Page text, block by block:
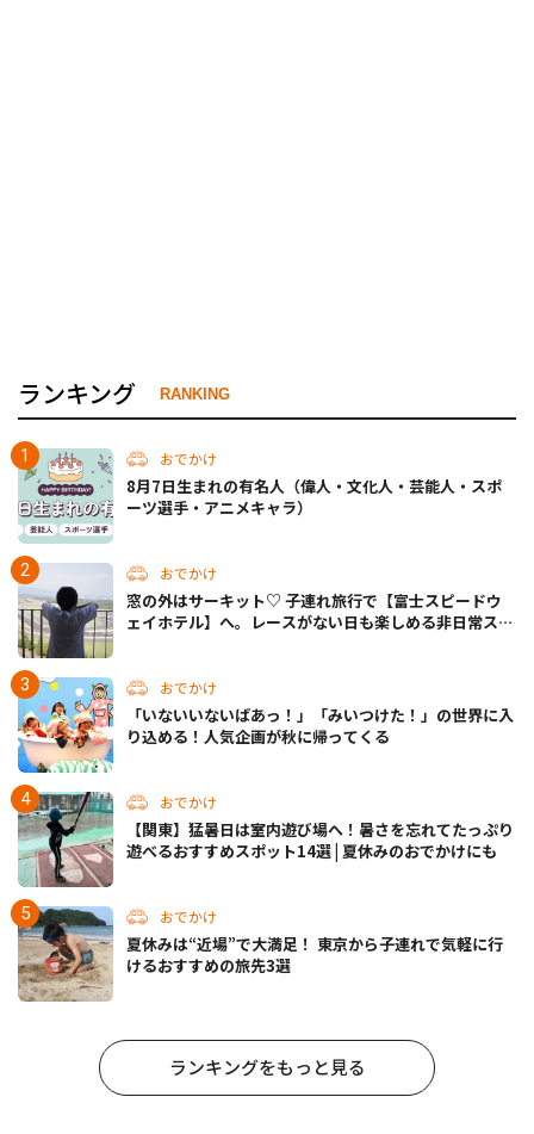
ランキング RANKING
おでかけ
8月7日生まれの有名人（偉人・文化人・芸能人・スポ
ーツ選手・アニメキャラ）
おでかけ
窓の外はサーキット♡ 子連れ旅行で【富士スピードウ
ェイホテル】へ。レースがない日も楽しめる非日常ステ
おでかけ
「いないいないばあっ！」「みいつけた！」の世界に入
り込める！人気企画が秋に帰ってくる
おでかけ
【関東】猛暑日は室内遊び場へ！暑さを忘れてたっぷり
遊べるおすすめスポット14選 | 夏休みのおでかけにも
おでかけ
夏休みは“近場”で大満足！ 東京から子連れで気軽に行
けるおすすめの旅先3選
ランキングをもっと見る